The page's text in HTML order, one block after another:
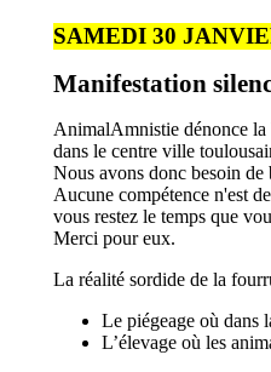
SAMEDI 30
Manifestation
AnimalAmnistie dénonce la
dans le centre ville
Nous avons donc besoin de
Aucune compétence n'est
vous restez le temps que
Merci pour eux.
La réalité sordide de la
Le piégeage où dans
L’élevage où les